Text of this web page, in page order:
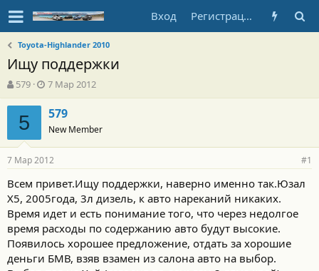
Вход Регистрация
Toyota-Highlander 2010
Ищу поддержки
А
в
т
о
т
е
м
ы
579
Д
а
т
а
н
а
ч
а
л
а
7 Мар 2012
5 579
New Member
7 Мар 2012 #1
Всем привет.Ищу поддержки, наверно именно так.Юзал
Х5, 2005года, 3л дизель, к авто нареканий никаких.
Время идет и есть понимание того, что через недолгое
время расходы по содержанию авто будут высокие.
Появилось хорошее предложение, отдать за хорошие
деньги БМВ, взяв взамен из салона авто на выбор.